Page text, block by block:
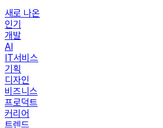
새로 나온
인기
개발
AI
IT서비스
기획
디자인
비즈니스
프로덕트
커리어
트렌드